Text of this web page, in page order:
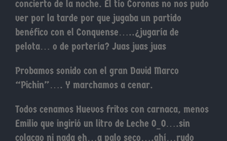
concierto de la noche. El tío Coronas no nos pudo
ver por la tarde por que jugaba un partido
benéfico con el Conquense…..¿jugaría de
pelota… o de portería? Juas juas juas
Probamos sonido con el gran David Marco
“Pichin”…. Y marchamos a cenar.
Todos cenamos Huevos fritos con carnaca, menos
Emilio que ingirió un litro de Leche O_O….sin
colacao ni nada eh…a palo seco….ahí…rudo